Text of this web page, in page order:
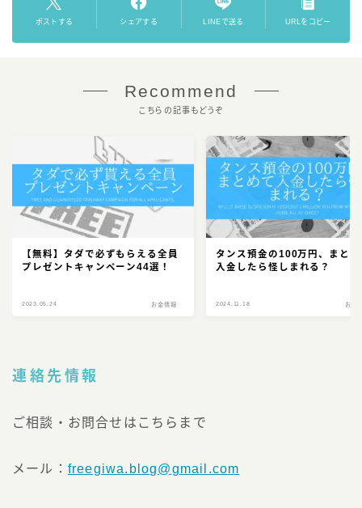
ポストする シェアする LINEで送る URLをコピー
Recommend
こちらの記事もどうぞ
【無料】タダで必ずもらえる全員
プレゼントキャンペーン44選！
2023.05.24 お金情報
タンス預金の100万円、まとめ
入金したら怪しまれる？
2024.11.18 お金
連絡先情報
ご相談・お問合せはこちらまで
メール： freegiwa.blog@gmail.com